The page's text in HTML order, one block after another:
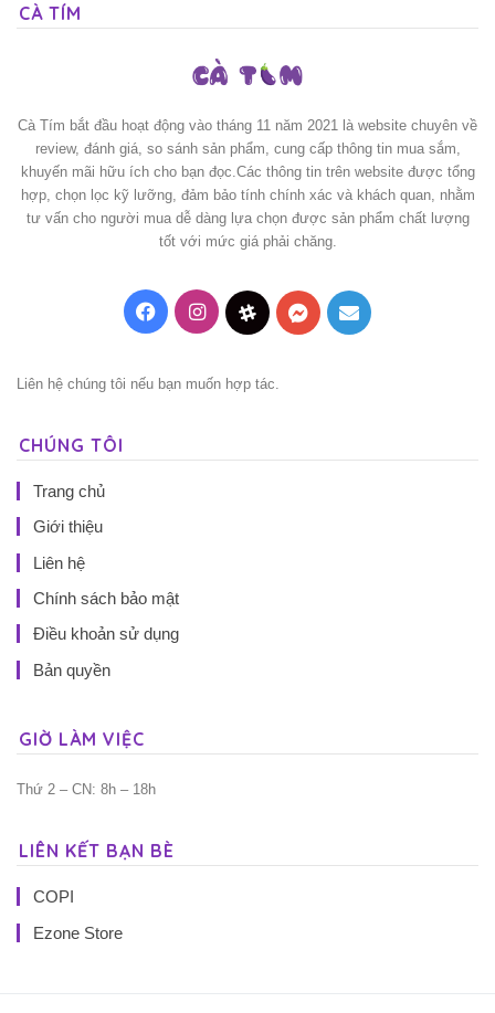
CÀ TÍM
Cà Tím bắt đầu hoạt động vào tháng 11 năm 2021 là website chuyên về
review, đánh giá, so sánh sản phẩm, cung cấp thông tin mua sắm,
khuyến mãi hữu ích cho bạn đọc.Các thông tin trên website được tổng
hợp, chọn lọc kỹ lưỡng, đảm bảo tính chính xác và khách quan, nhằm
tư vấn cho người mua dễ dàng lựa chọn được sản phẩm chất lượng
tốt với mức giá phải chăng.
FacebookInstagramThreadsMessenger
Mail
Liên hệ chúng tôi nếu bạn muốn hợp tác.
CHÚNG TÔI
Trang chủ
Giới thiệu
Liên hệ
Chính sách bảo mật
Điều khoản sử dụng
Bản quyền
GIỜ LÀM VIỆC
Thứ 2 – CN: 8h – 18h
LIÊN KẾT BẠN BÈ
COPI
Ezone Store